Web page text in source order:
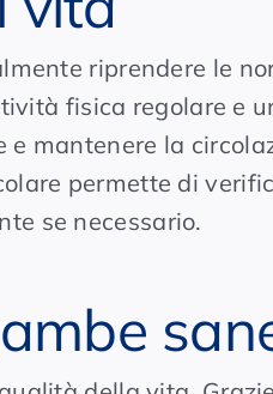
riprendere le
fisica regolare e
mantenere la
permette di
se necessario.